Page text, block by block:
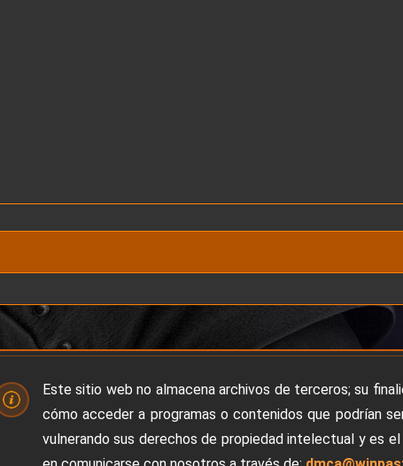
Este sitio web no almacena archivos de terceros; su
cómo acceder a programas o contenidos que podrían
vulnerando sus derechos de propiedad intelectual y es